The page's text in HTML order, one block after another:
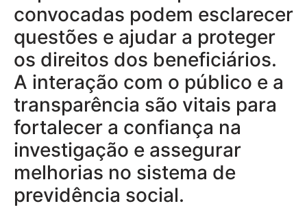
convocadas podem esclarecer
questões e ajudar a proteger
os direitos dos beneficiários.
A interação com o público e a
transparência são vitais para
fortalecer a confiança na
investigação e assegurar
melhorias no sistema de
previdência social.